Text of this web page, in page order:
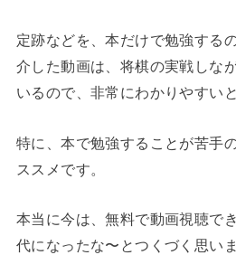
定跡などを、本だけで勉強する
介した動画は、将棋の実戦しな
いるので、非常にわかりやすい
特に、本で勉強することが苦手
ススメです。
本当に今は、無料で動画視聴で
代になったな〜とつくづく思いま